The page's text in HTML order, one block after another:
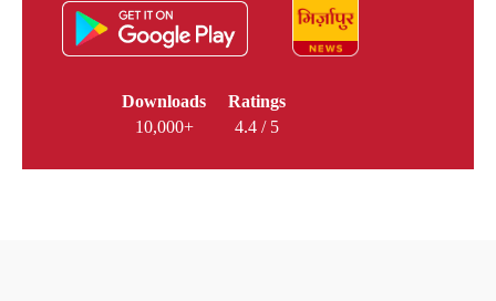
Downloads
10,000+
Ratings
4.4 / 5